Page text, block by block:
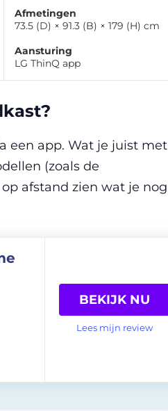
Afmetingen
73.5 (D) × 91.3 (B) × 179 (H) cm
Aansturing
LG ThinQ app
een app. Wat je juist met
(zoals de
op afstand zien wat je
BEKIJK NU
Lees mijn review